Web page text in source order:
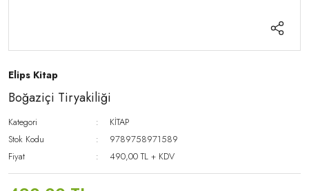
Elips Kitap
Boğaziçi Tiryakiliği
Kategori
KİTAP
Stok Kodu
9789758971589
Fiyat
490,00 TL + KDV